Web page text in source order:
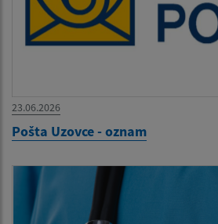
23.06.2026
Pošta Uzovce - oznam